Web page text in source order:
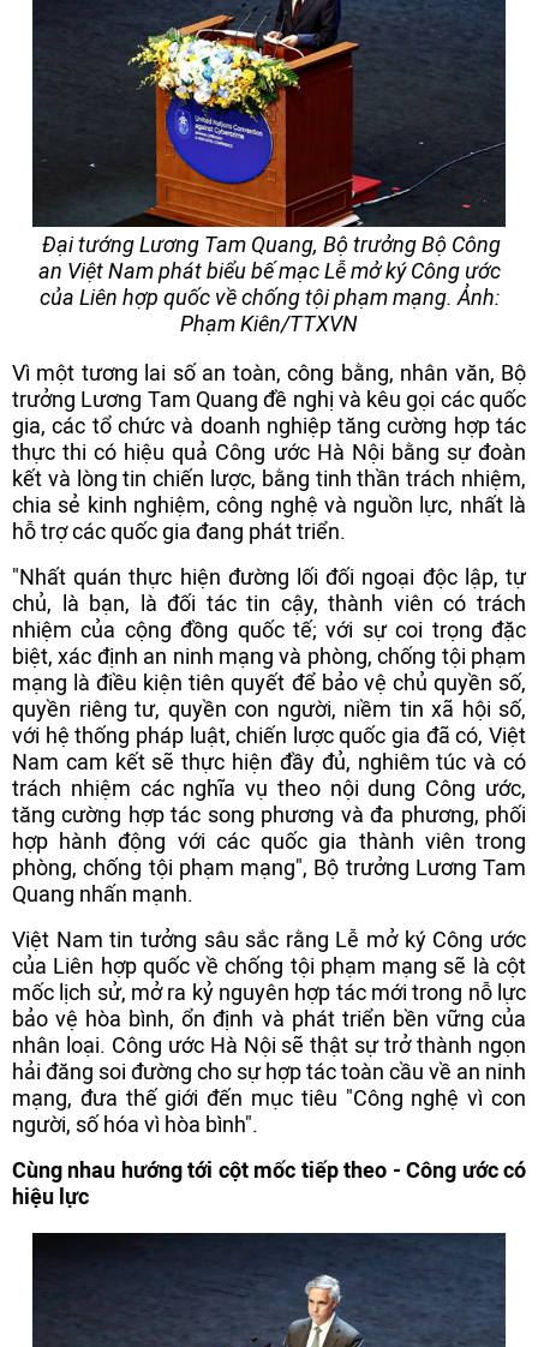
Đại tướng Lương Tam Quang, Bộ trưởng Bộ Công
an Việt Nam phát biểu bế mạc Lễ mở ký Công ước
của Liên hợp quốc về chống tội phạm mạng. Ảnh:
Phạm Kiên/TTXVN
Vì một tương lai số an toàn, công bằng, nhân văn, Bộ
trưởng Lương Tam Quang đề nghị và kêu gọi các quốc
gia, các tổ chức và doanh nghiệp tăng cường hợp tác
thực thi có hiệu quả Công ước Hà Nội bằng sự đoàn
kết và lòng tin chiến lược, bằng tinh thần trách nhiệm,
chia sẻ kinh nghiệm, công nghệ và nguồn lực, nhất là
hỗ trợ các quốc gia đang phát triển.
"Nhất quán thực hiện đường lối đối ngoại độc lập, tự
chủ, là bạn, là đối tác tin cậy, thành viên có trách
nhiệm của cộng đồng quốc tế; với sự coi trọng đặc
biệt, xác định an ninh mạng và phòng, chống tội phạm
mạng là điều kiện tiên quyết để bảo vệ chủ quyền số,
quyền riêng tư, quyền con người, niềm tin xã hội số,
với hệ thống pháp luật, chiến lược quốc gia đã có, Việt
Nam cam kết sẽ thực hiện đầy đủ, nghiêm túc và có
trách nhiệm các nghĩa vụ theo nội dung Công ước,
tăng cường hợp tác song phương và đa phương, phối
hợp hành động với các quốc gia thành viên trong
phòng, chống tội phạm mạng", Bộ trưởng Lương Tam
Quang nhấn mạnh.
Việt Nam tin tưởng sâu sắc rằng Lễ mở ký Công ước
của Liên hợp quốc về chống tội phạm mạng sẽ là cột
mốc lịch sử, mở ra kỷ nguyên hợp tác mới trong nỗ lực
bảo vệ hòa bình, ổn định và phát triển bền vững của
nhân loại. Công ước Hà Nội sẽ thật sự trở thành ngọn
hải đăng soi đường cho sự hợp tác toàn cầu về an ninh
mạng, đưa thế giới đến mục tiêu "Công nghệ vì con
người, số hóa vì hòa bình".
Cùng nhau hướng tới cột mốc tiếp theo - Công ước có
hiệu lực